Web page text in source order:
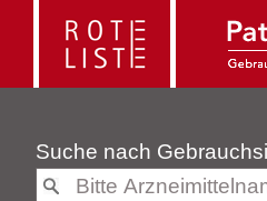
Suche nach